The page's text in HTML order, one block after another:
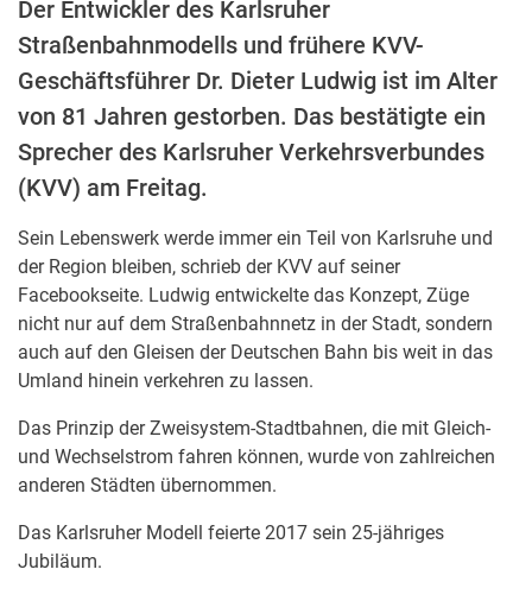
Der Entwickler des Karlsruher
Straßenbahnmodells und frühere KVV-
Geschäftsführer Dr. Dieter Ludwig ist im Alter
von 81 Jahren gestorben. Das bestätigte ein
Sprecher des Karlsruher Verkehrsverbundes
(KVV) am Freitag.
Sein Lebenswerk werde immer ein Teil von Karlsruhe und
der Region bleiben, schrieb der KVV auf seiner
Facebookseite. Ludwig entwickelte das Konzept, Züge
nicht nur auf dem Straßenbahnnetz in der Stadt, sondern
auch auf den Gleisen der Deutschen Bahn bis weit in das
Umland hinein verkehren zu lassen.
Das Prinzip der Zweisystem-Stadtbahnen, die mit Gleich-
und Wechselstrom fahren können, wurde von zahlreichen
anderen Städten übernommen.
Das Karlsruher Modell feierte 2017 sein 25-jähriges
Jubiläum.